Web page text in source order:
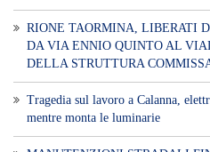
RIONE TAORMINA, LIBERATI
DA VIA ENNIO QUINTO AL
DELLA STRUTTURA
Tragedia sul lavoro a Calanna,
mentre monta le luminarie